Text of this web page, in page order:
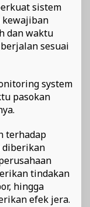
sistem
kewajiban
dan waktu
sesuai
system
pasokan
terhadap
diberikan
tindakan
hingga
efek jera.